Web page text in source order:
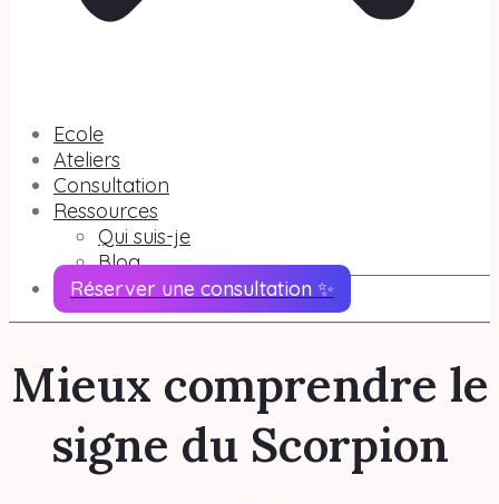
Ecole
Ateliers
Consultation
Ressources
Qui suis-je
Blog
Réserver une consultation ✨
Mieux comprendre le
signe du Scorpion